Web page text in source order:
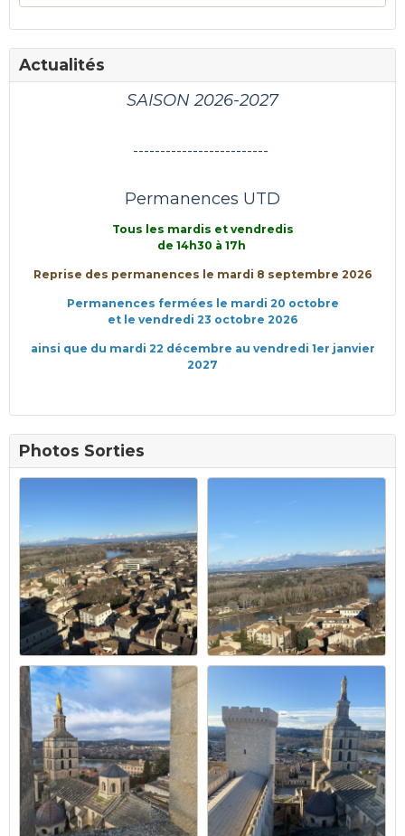
Actualités
SAISON 2026-2027
-------------------------
Permanences UTD
Tous les mardis et vendredis
de 14h30 à 17h
Reprise des permanences le mardi 8 septembre 2026
Permanences fermées le mardi 20 octobre
et le vendredi 23 octobre 2026
ainsi que du mardi 22 décembre au vendredi 1er janvier
2027
Photos Sorties